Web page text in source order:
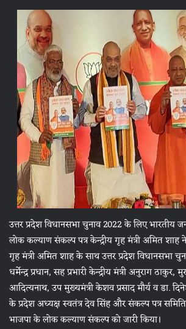
उत्तर प्रदेश विधानसभा चुनाव 2022 के लिए भारतीय
लोक कल्याण संकल्प पत्र केन्द्रीय गृह मंत्री अमित
गृह मंत्री अमित शाह के साथ उत्तर प्रदेश विधानसभा
धर्मेन्द्र प्रधान, सह प्रभारी केन्द्रीय मंत्री अनुराग ठाकुर,
आदित्यनाथ, उप मुख्यमंत्री केशव प्रसाद मौर्य व डा.
के प्रदेश अध्यक्ष स्वतंत्र देव सिंह और संकल्प पत्र
भाजपा के लोक कल्याण संकल्प को जारी किया।